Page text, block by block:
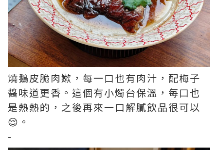
燒鵝皮脆肉嫰，每一口也有肉汁，配梅子
醬味道更香。這個有小燭台保溫，每口也
是熱熱的，之後再來一口解膩飲品很可以
😌。
-